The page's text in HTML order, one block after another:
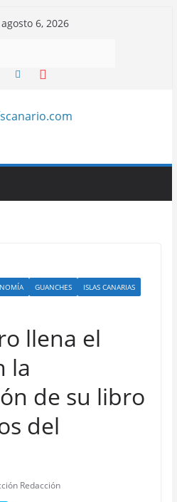
6, 2026
GUANCHES
ISLAS CANARIAS
llena el
la
de su libro
del
Redacción